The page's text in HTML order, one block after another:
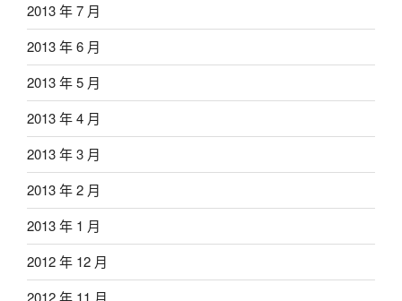
2013 年 7 月
2013 年 6 月
2013 年 5 月
2013 年 4 月
2013 年 3 月
2013 年 2 月
2013 年 1 月
2012 年 12 月
2012 年 11 月